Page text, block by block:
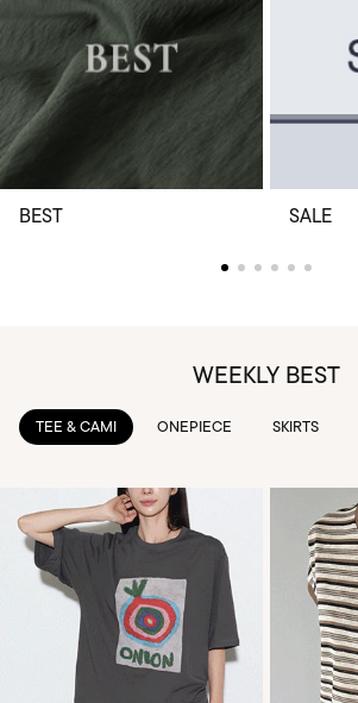
BEST SALE
WEEKLY BEST
TEE & CAMI ONEPIECE SKIRTS